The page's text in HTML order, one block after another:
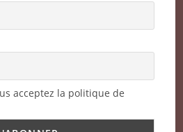
acceptez la politique de